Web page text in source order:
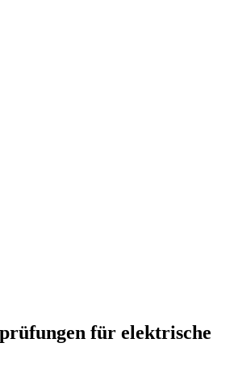
für elektrische